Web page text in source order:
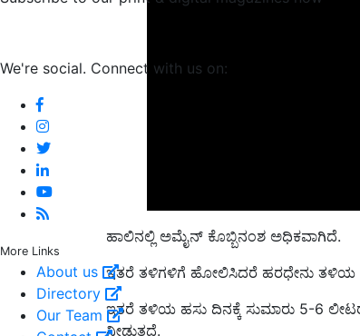
We're social. Connect with us on:
More Links
About us
Directory
Our Team
ಹಾಲಿನಲ್ಲಿ ಅಮೈನ್ ಕೊಬ್ಬಿನಂಶ ಅಧಿಕವಾಗಿದೆ.
ಇತರೆ ತಳಿಗಳಿಗೆ ಹೋಲಿಸಿದರೆ ಹರಧೇನು ತಳಿಯ
ಇತರೆ ತಳಿಯ ಹಸು ದಿನಕ್ಕೆ ಸುಮಾರು 5-6
ನೀಡುತ್ತದೆ.